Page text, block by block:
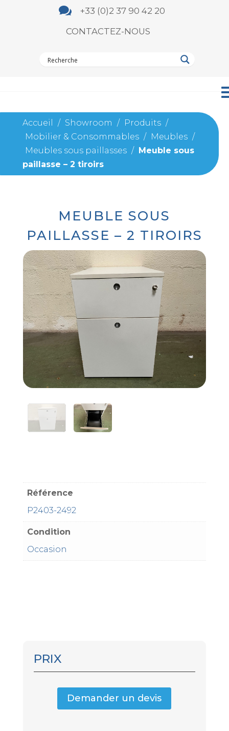

+33 (0)2 37 90 42 20
CONTACTEZ-NOUS
Accueil / Showroom / Produits /
Mobilier & Consommables / Meubles /
Meubles sous paillasses /
Meuble sous
paillasse – 2 tiroirs
MEUBLE SOUS
PAILLASSE – 2 TIROIRS
Référence
P2403-2492
Condition
Occasion
PRIX
Demander un devis